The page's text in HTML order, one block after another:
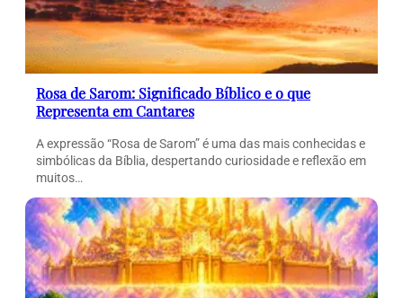
Rosa de Sarom: Significado Bíblico e o que
Representa em Cantares
A expressão “Rosa de Sarom” é uma das mais conhecidas e
simbólicas da Bíblia, despertando curiosidade e reflexão em
muitos…